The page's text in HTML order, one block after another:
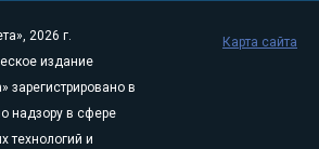
2026 г.
издание
зарегистрировано в
надзору в сфере
технологий и
Карта сайта